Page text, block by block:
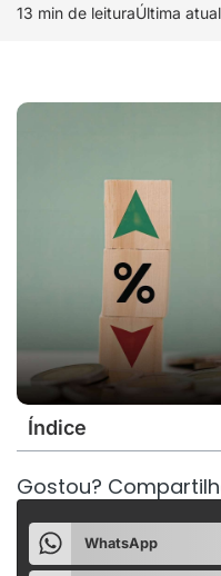
13 min de leituraÚltima
Índice
Gostou?
WhatsApp